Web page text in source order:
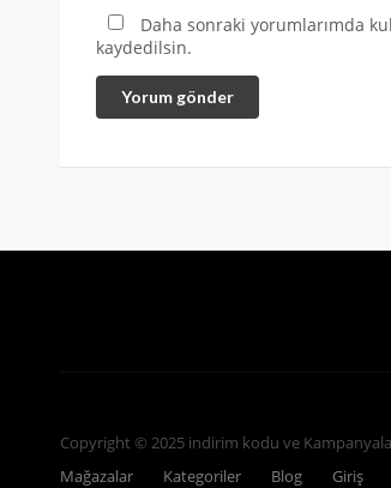
Daha sonraki yorumlarımda
kaydedilsin.
Yorum gönder
Copyright © 2025 indirim kodu ve
Mağazalar
Kategoriler Blog Giriş